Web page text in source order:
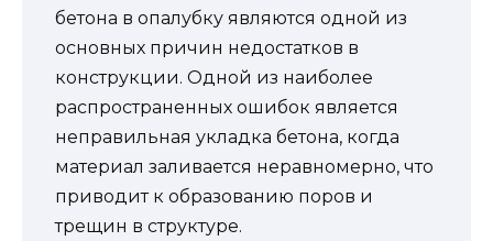
бетона в опалубку являются одной из
основных причин недостатков в
конструкции. Одной из наиболее
распространенных ошибок является
неправильная укладка бетона, когда
материал заливается неравномерно, что
приводит к образованию поров и
трещин в структуре.